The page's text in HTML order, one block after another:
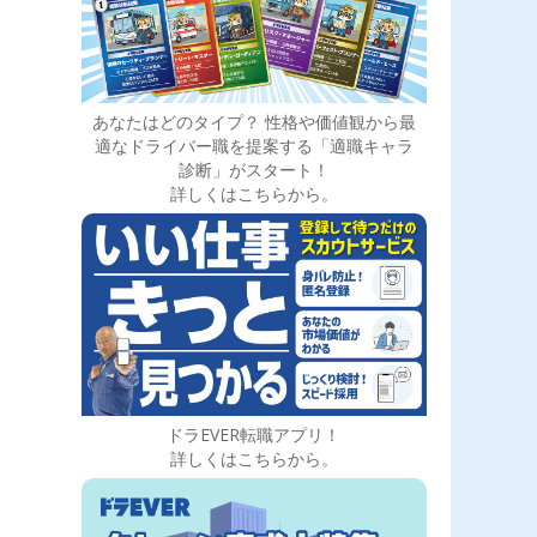
あなたはどのタイプ？ 性格や価値観から最
適なドライバー職を提案する「適職キャラ
診断」がスタート！
詳しくはこちらから。
ドラEVER転職アプリ！
詳しくはこちらから。